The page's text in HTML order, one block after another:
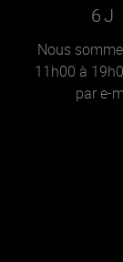
6J
Nous
11h00 à
par e-